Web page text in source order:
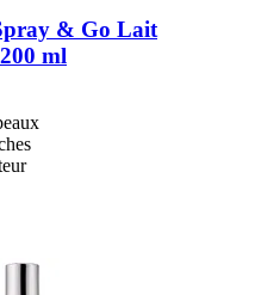
& Go Lait
ml